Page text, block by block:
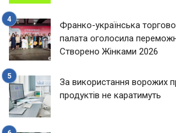
Франко-українська
палата оголосила
Створено Жінками 2026
За використання ворожих
продуктів не каратимуть